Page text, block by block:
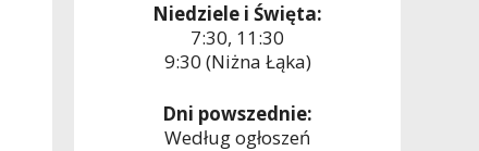
Niedziele i Święta:
7:30, 11:30
9:30 (Niżna Łąka)
Dni powszednie:
Według ogłoszeń